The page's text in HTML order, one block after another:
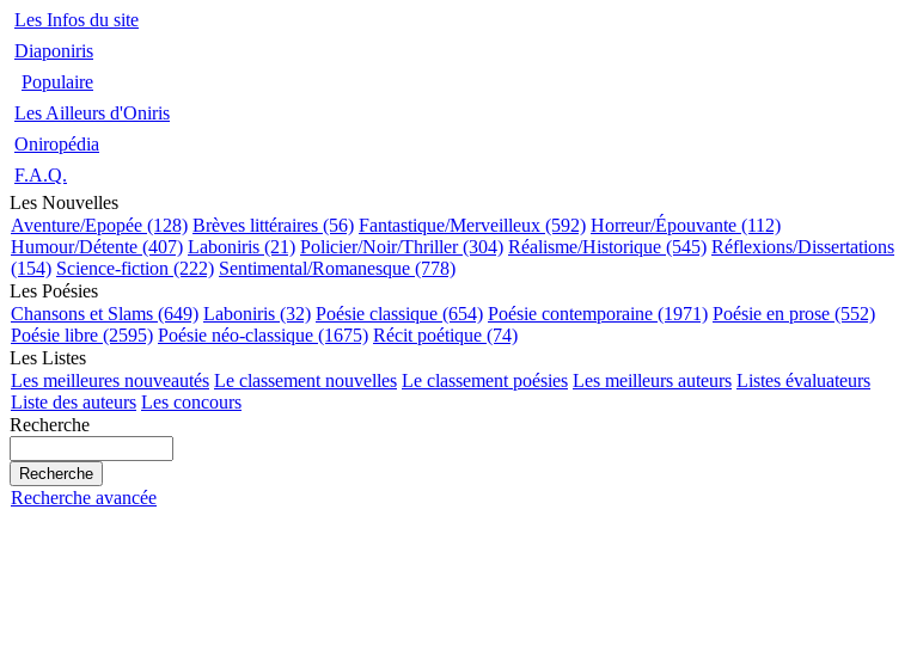
Les Infos du site
Diaponiris
Populaire
Les Ailleurs d'Oniris
Oniropédia
F.A.Q.
Les Nouvelles
Aventure/Epopée (128) Brèves littéraires (56) Fantastique/Merveilleux (592) Horreur/Épouvante (112)
Humour/Détente (407) Laboniris (21) Policier/Noir/Thriller (304) Réalisme/Historique (545) Réflexions/Dissertations
(154) Science-fiction (222) Sentimental/Romanesque (778)
Les Poésies
Chansons et Slams (649) Laboniris (32) Poésie classique (654) Poésie contemporaine (1971) Poésie en prose (552)
Poésie libre (2595) Poésie néo-classique (1675) Récit poétique (74)
Les Listes
Les meilleures nouveautés Le classement nouvelles Le classement poésies Les meilleurs auteurs Listes évaluateurs
Liste des auteurs Les concours
Recherche
Recherche avancée